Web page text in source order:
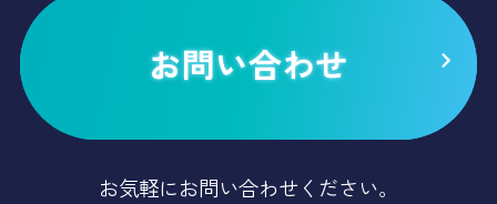
お問い合わせ
お気軽にお問い合わせください。